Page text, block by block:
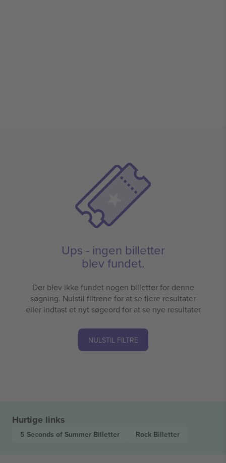
Ups - ingen billetter
blev fundet.
Der blev ikke fundet nogen billetter for denne
søgning. Nulstil filtrene for at se flere resultater
eller indtast et nyt søgeord for at se nye resultater
NULSTIL FILTRE
Hurtige links
5 Seconds of Summer Billetter Rock Billetter